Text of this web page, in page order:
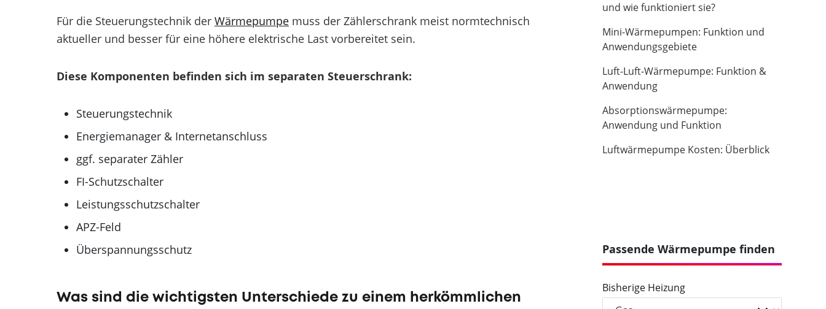
Für die Steuerungstechnik der Wärmepumpe muss der Zählerschrank meist normtechnisch
aktueller und besser für eine höhere elektrische Last vorbereitet sein.
Diese Komponenten befinden sich im separaten Steuerschrank:
Steuerungstechnik
Energiemanager & Internetanschluss
ggf. separater Zähler
FI-Schutzschalter
Leistungsschutzschalter
APZ-Feld
Überspannungsschutz
Was sind die wichtigsten Unterschiede zu einem herkömmlichen
und wie funktioniert sie?
Mini-Wärmepumpen: Funktion und
Anwendungsgebiete
Luft-Luft-Wärmepumpe: Funktion &
Anwendung
Absorptionswärmepumpe:
Anwendung und Funktion
Luftwärmepumpe Kosten: Überblick
Passende Wärmepumpe finden
Bisherige Heizung